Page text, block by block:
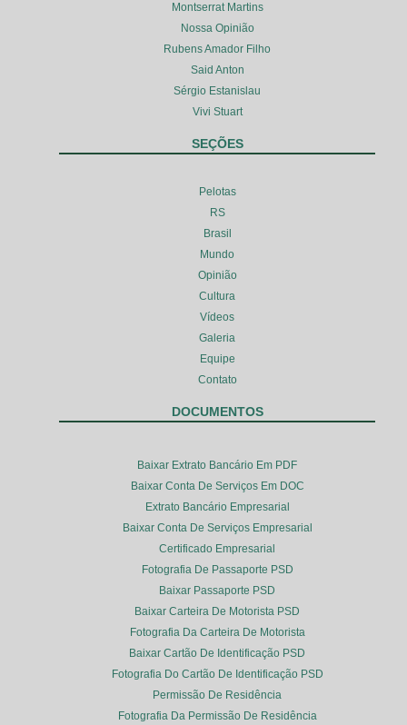
Montserrat Martins
Nossa Opinião
Rubens Amador Filho
Said Anton
Sérgio Estanislau
Vivi Stuart
SEÇÕES
Pelotas
RS
Brasil
Mundo
Opinião
Cultura
Vídeos
Galeria
Equipe
Contato
DOCUMENTOS
Baixar Extrato Bancário Em PDF
Baixar Conta De Serviços Em DOC
Extrato Bancário Empresarial
Baixar Conta De Serviços Empresarial
Certificado Empresarial
Fotografia De Passaporte PSD
Baixar Passaporte PSD
Baixar Carteira De Motorista PSD
Fotografia Da Carteira De Motorista
Baixar Cartão De Identificação PSD
Fotografia Do Cartão De Identificação PSD
Permissão De Residência
Fotografia Da Permissão De Residência